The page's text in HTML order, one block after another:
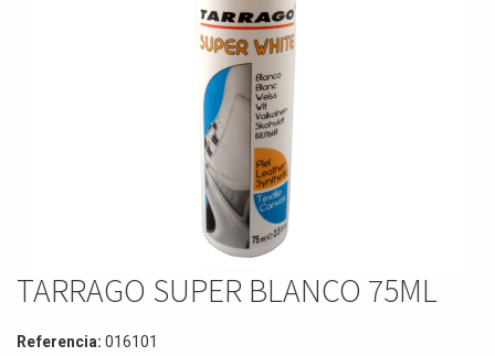
TARRAGO SUPER BLANCO 75ML
Referencia:016101